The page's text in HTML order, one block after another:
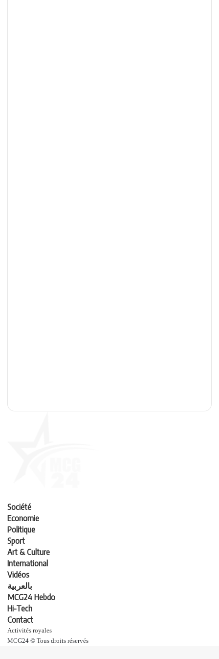
Société
Economie
Politique
Sport
Art & Culture
International
Vidéos
بالعربية
MCG24 Hebdo
Hi-Tech
Contact
Activités royales
MCG24 © Tous droits réservés